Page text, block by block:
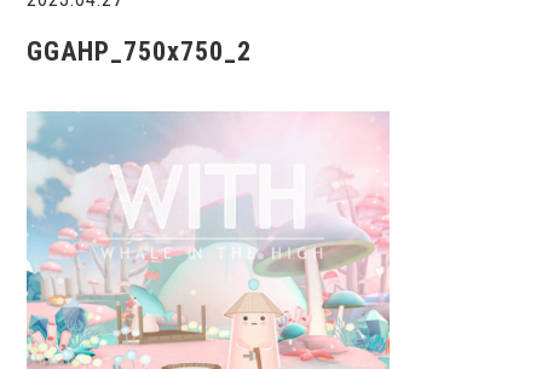
GGAHP_750x750_2